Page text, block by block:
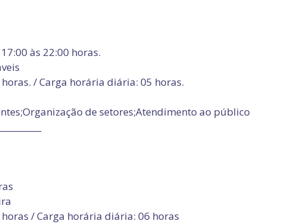
às 22:00 horas.
/ Carga horária diária: 05 horas.
de setores;Atendimento ao público
/ Carga horária diária: 06 horas